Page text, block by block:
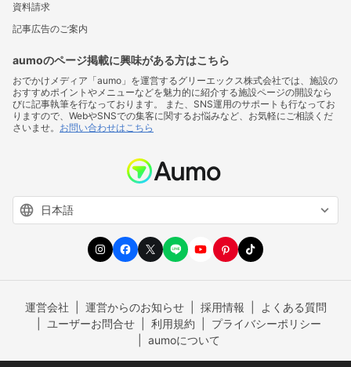
資料請求
記事広告のご案内
aumoのページ掲載に興味がある方はこちら
おでかけメディア「aumo」を運営するグリーエックス株式会社では、施設の
おすすめポイントやメニューなどを魅力的に紹介する施設ページの開設なら
びに記事執筆を行なっております。 また、SNS運用のサポートも行なってお
りますので、WebやSNSでの集客に関するお悩みなど、お気軽にご相談くだ
さいませ。 お問い合わせはこちら
運営会社 運営からのお知らせ 採用情報
よくある質問
ユーザーお問合せ
利用規約
プライバシーポリシー
aumoについて